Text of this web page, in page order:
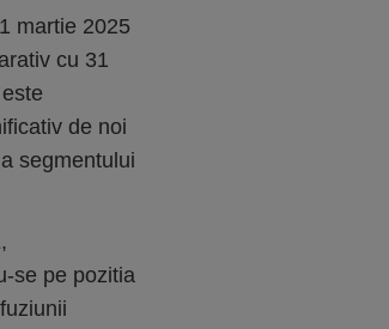
martie 2025
cu 31
de noi
segmentului
se pe pozitia